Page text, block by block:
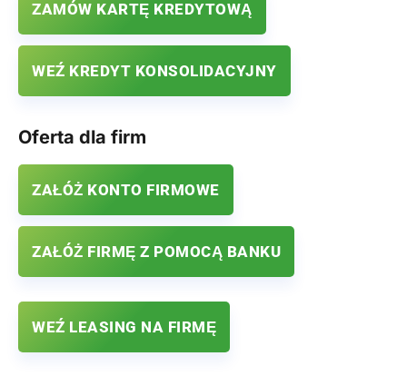
ZAMÓW KARTĘ KREDYTOWĄ
WEŹ KREDYT KONSOLIDACYJNY
Oferta dla firm
ZAŁÓŻ KONTO FIRMOWE
ZAŁÓŻ FIRMĘ Z POMOCĄ BANKU
WEŹ LEASING NA FIRMĘ